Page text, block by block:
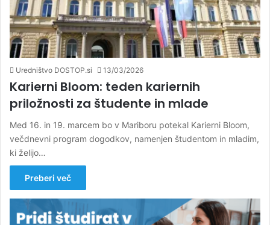
Uredništvo DOSTOP.si 13/03/2026
Karierni Bloom: teden kariernih
priložnosti za študente in mlade
Med 16. in 19. marcem bo v Mariboru potekal Karierni Bloom,
večdnevni program dogodkov, namenjen študentom in mladim,
ki želijo…
Preberi več